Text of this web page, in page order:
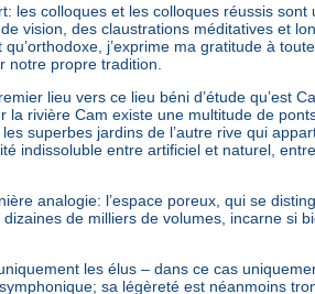
les colloques et les colloques réussis
vision, des claustrations méditatives et
j’exprime ma gratitude à
notre propre tradition.
lieu vers ce lieu béni d’étude qu’est
rivière Cam existe une multitude de
superbes jardins de l’autre rive qui
indissoluble entre artificiel et naturel,
analogie: l’espace poreux, qui se
de milliers de volumes, incarne si
les élus – dans ce cas
sa légèreté est néanmoins